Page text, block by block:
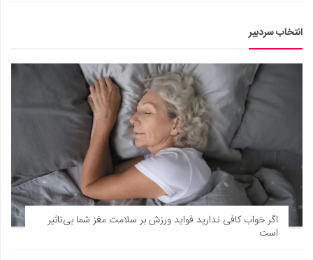
معماری
فناوری‌ها
نجوم و هوا فضا
زمین و محیط زیست
خودرو
سرگرمی
دانستنی‌ها
بازی
انتخاب سردبیر
اگر خواب کافی ندارید فواید ورزش بر سلامت مغز شما بی‌تاثیر
است